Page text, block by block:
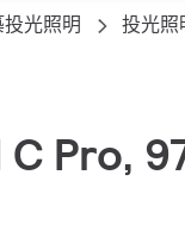
投光照明 投光照
Pro,